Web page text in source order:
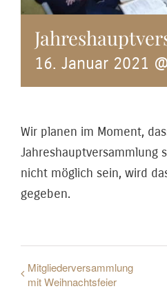
16. Januar 2021
Wir planen im Moment,
Jahreshauptversammlung
nicht möglich sein, wird
gegeben.
Mitgliederversammlung
mit Weihnachtsfeier